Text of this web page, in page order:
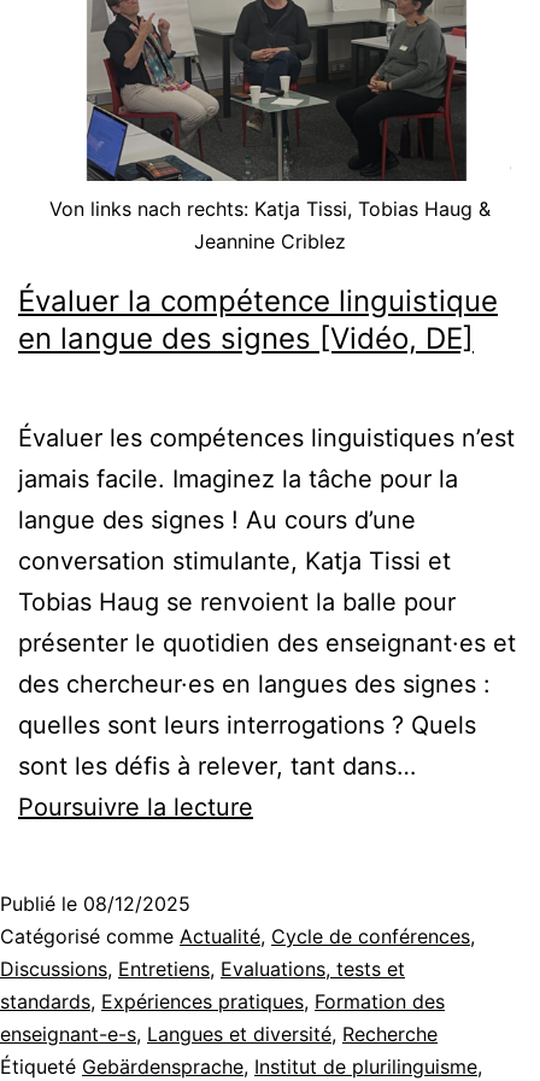
Von links nach rechts: Katja Tissi, Tobias Haug &
Jeannine Criblez
Évaluer la compétence linguistique
en langue des signes [Vidéo, DE]
Évaluer les compétences linguistiques n’est
jamais facile. Imaginez la tâche pour la
langue des signes ! Au cours d’une
conversation stimulante, Katja Tissi et
Tobias Haug se renvoient la balle pour
présenter le quotidien des enseignant·es et
des chercheur·es en langues des signes :
quelles sont leurs interrogations ? Quels
sont les défis à relever, tant dans…
Poursuivre la lecture
linguistique
en
langue
des
Publié le 08/12/2025
Catégorisé comme Actualité, Cycle de conférences,
Discussions, Entretiens, Evaluations, tests et
standards, Expériences pratiques, Formation des
enseignant-e-s, Langues et diversité, Recherche
Étiqueté Gebärdensprache, Institut de plurilinguisme,